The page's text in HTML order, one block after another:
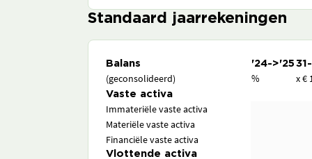
Standaard jaarrekeningen
Balans '24->'25
(geconsolideerd) % x €
Vaste activa
Immateriële vaste activa
Materiële vaste activa
Financiële vaste activa
Vlottende activa